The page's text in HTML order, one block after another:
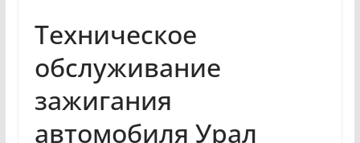
Техническое
обслуживание
зажигания
автомобиля Урал